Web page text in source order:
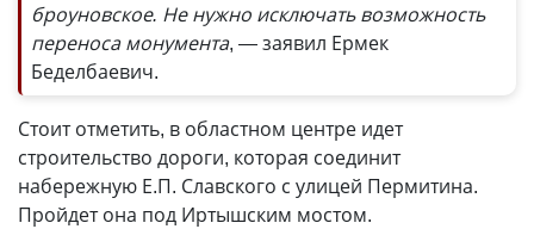
броуновское. Не нужно исключать возможность
переноса монумента, — заявил Ермек
Беделбаевич.
Стоит отметить, в областном центре идет
строительство дороги, которая соединит
набережную Е.П. Славского с улицей Пермитина.
Пройдет она под Иртышским мостом.